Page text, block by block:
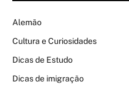
Alemão
Cultura e Curiosidades
Dicas de Estudo
Dicas de imigração